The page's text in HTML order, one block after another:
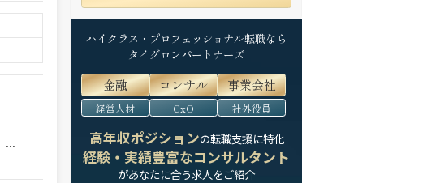
⋯
ハイクラス・プロフェッショナル転職なら
タイグロンパートナーズ
金融 コンサル 事業会社
経営人材 CxO 社外役員
高年収ポジションの転職支援に特化
経験・実績豊富なコンサルタント
があなたに合う求人をご紹介